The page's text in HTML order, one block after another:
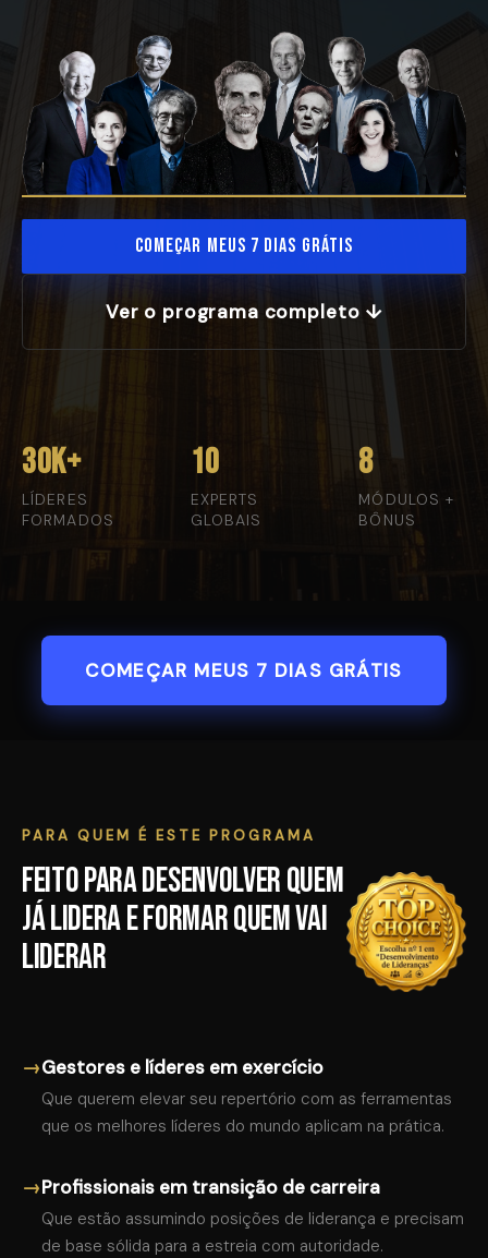
Começar meus 7 dias grátis
Ver o programa completo ↓
30K+
LÍDERES
FORMADOS
10
EXPERTS
GLOBAIS
8
MÓDULOS +
BÔNUS
COMEÇAR MEUS 7 DIAS GRÁTIS
PARA QUEM É ESTE PROGRAMA
Feito para desenvolver quem
já lidera e formar quem vai
liderar
→Gestores e líderes em exercício
Que querem elevar seu repertório com as ferramentas
que os melhores líderes do mundo aplicam na prática.
→Profissionais em transição de carreira
Que estão assumindo posições de liderança e precisam
de base sólida para a estreia com autoridade.